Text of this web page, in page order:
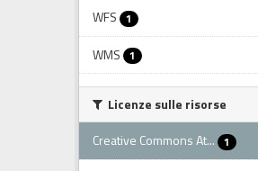
WFS 1
WMS 1
Licenze sulle risorse
Creative Commons At... 1